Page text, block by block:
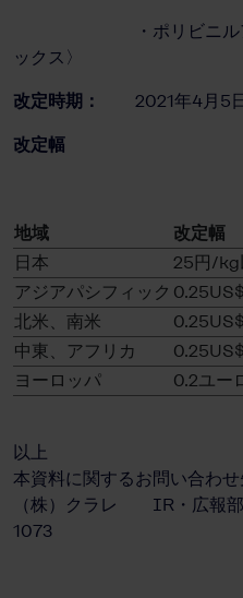
・ポリビニルアルコ
ックス〉
改定時期： 2021年4月5
改定幅
地域
改定幅
日本
25円/kg
アジアパシフィック
北米、南米
中東、アフリカ
ヨーロッパ
0.2ユー
以上
本資料に関するお問い合わ
（株）クラレ IR・広
1073